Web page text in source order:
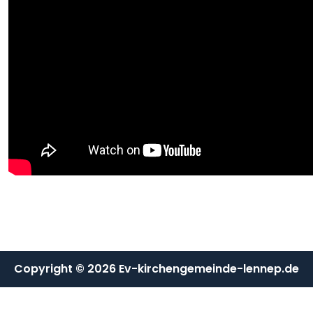
Copyright © 2026 Ev-kirchengemeinde-lennep.de